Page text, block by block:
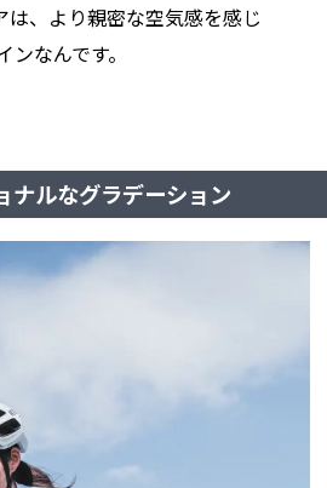
は、より親密な空気感を感じ
なんです。
ナルなグラデーション